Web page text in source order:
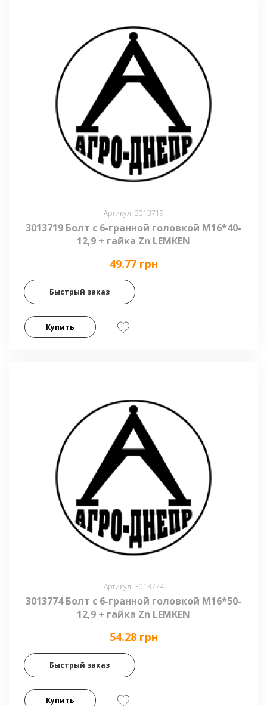
Артикул: 3013719
3013719 Болт с 6-гранной головкой М16*40-
12,9 + гайка Zn LEMKEN
49.77 грн
Быстрый заказ
Купить
Артикул: 3013774
3013774 Болт с 6-гранной головкой М16*50-
12,9 + гайка Zn LEMKEN
54.28 грн
Быстрый заказ
Купить